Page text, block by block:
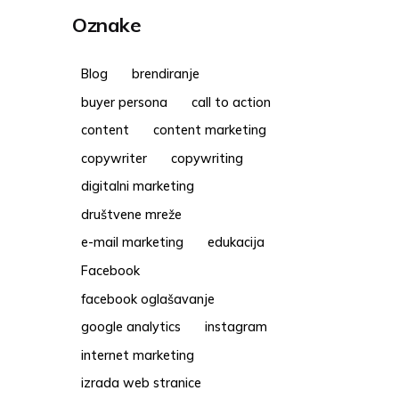
Oznake
Blog
brendiranje
buyer persona
call to action
content
content marketing
copywriter
copywriting
digitalni marketing
društvene mreže
e-mail marketing
edukacija
Facebook
facebook oglašavanje
google analytics
instagram
internet marketing
izrada web stranice